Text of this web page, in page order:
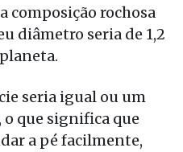
composição rochosa
diâmetro seria de 1,2
seria igual ou um
o que significa que
a pé facilmente,